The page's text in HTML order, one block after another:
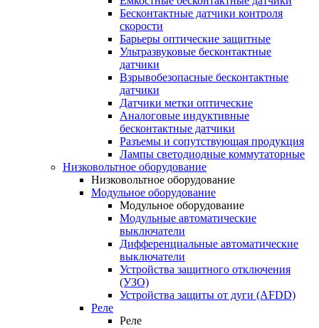
Бесконтактные датчики контроля
скорости
Барьеры оптические защитные
Ультразвуковые бесконтактные
датчики
Взрывобезопасные бесконтактные
датчики
Датчики метки оптические
Аналоговые индуктивные
бесконтактные датчики
Разъемы и сопутствующая продукция
Лампы светодиодные коммутаторные
Низковольтное оборудование
Низковольтное оборудование
Модульное оборудование
Модульное оборудование
Модульные автоматические
выключатели
Дифференциальные автоматические
выключатели
Устройства защитного отключения
(УЗО)
Устройства защиты от дуги (AFDD)
Реле
Реле